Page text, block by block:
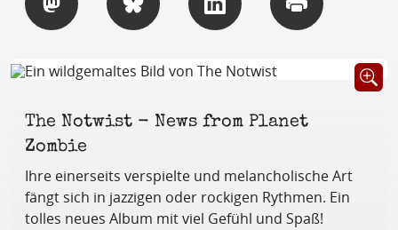
Öffnet
The Notwist - News from Planet
Zombie
Ihre einerseits verspielte und melancholische Art
fängt sich in jazzigen oder rockigen Rythmen. Ein
tolles neues Album mit viel Gefühl und Spaß!